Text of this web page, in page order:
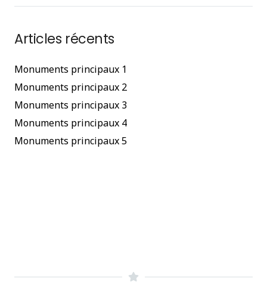
Articles récents
Monuments principaux 1
Monuments principaux 2
Monuments principaux 3
Monuments principaux 4
Monuments principaux 5